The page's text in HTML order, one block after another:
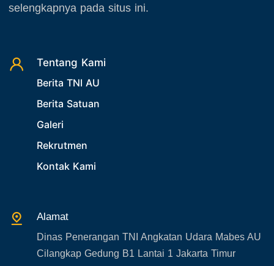
selengkapnya pada situs ini.
Tentang Kami
Berita TNI AU
Berita Satuan
Galeri
Rekrutmen
Kontak Kami
Alamat
Dinas Penerangan TNI Angkatan Udara Mabes AU
Cilangkap Gedung B1 Lantai 1 Jakarta Timur